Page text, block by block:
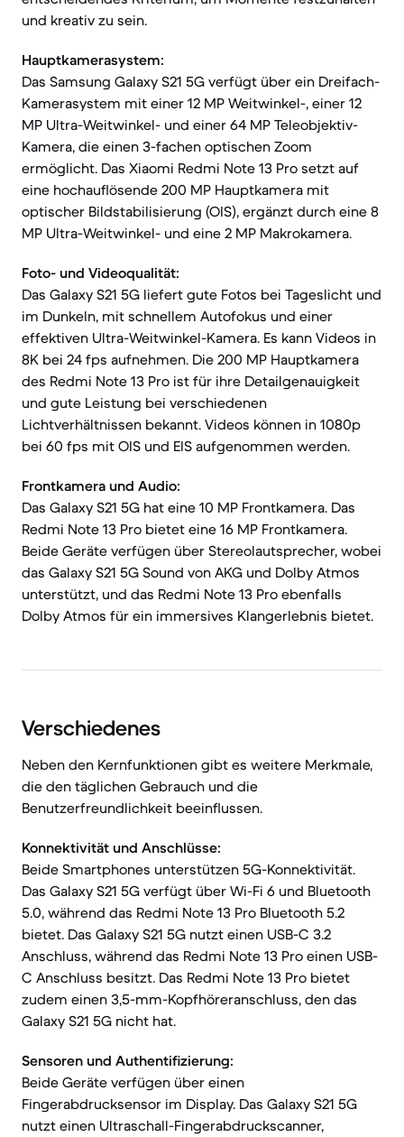
und kreativ zu sein.
Hauptkamerasystem:
Das Samsung Galaxy S21 5G verfügt über ein Dreifach-
Kamerasystem mit einer 12 MP Weitwinkel-, einer 12
MP Ultra-Weitwinkel- und einer 64 MP Teleobjektiv-
Kamera, die einen 3-fachen optischen Zoom
ermöglicht. Das Xiaomi Redmi Note 13 Pro setzt auf
eine hochauflösende 200 MP Hauptkamera mit
optischer Bildstabilisierung (OIS), ergänzt durch eine 8
MP Ultra-Weitwinkel- und eine 2 MP Makrokamera.
Foto- und Videoqualität:
Das Galaxy S21 5G liefert gute Fotos bei Tageslicht und
im Dunkeln, mit schnellem Autofokus und einer
effektiven Ultra-Weitwinkel-Kamera. Es kann Videos in
8K bei 24 fps aufnehmen. Die 200 MP Hauptkamera
des Redmi Note 13 Pro ist für ihre Detailgenauigkeit
und gute Leistung bei verschiedenen
Lichtverhältnissen bekannt. Videos können in 1080p
bei 60 fps mit OIS und EIS aufgenommen werden.
Frontkamera und Audio:
Das Galaxy S21 5G hat eine 10 MP Frontkamera. Das
Redmi Note 13 Pro bietet eine 16 MP Frontkamera.
Beide Geräte verfügen über Stereolautsprecher, wobei
das Galaxy S21 5G Sound von AKG und Dolby Atmos
unterstützt, und das Redmi Note 13 Pro ebenfalls
Dolby Atmos für ein immersives Klangerlebnis bietet.
Verschiedenes
Neben den Kernfunktionen gibt es weitere Merkmale,
die den täglichen Gebrauch und die
Benutzerfreundlichkeit beeinflussen.
Konnektivität und Anschlüsse:
Beide Smartphones unterstützen 5G-Konnektivität.
Das Galaxy S21 5G verfügt über Wi-Fi 6 und Bluetooth
5.0, während das Redmi Note 13 Pro Bluetooth 5.2
bietet. Das Galaxy S21 5G nutzt einen USB-C 3.2
Anschluss, während das Redmi Note 13 Pro einen USB-
C Anschluss besitzt. Das Redmi Note 13 Pro bietet
zudem einen 3,5-mm-Kopfhöreranschluss, den das
Galaxy S21 5G nicht hat.
Sensoren und Authentifizierung:
Beide Geräte verfügen über einen
Fingerabdrucksensor im Display. Das Galaxy S21 5G
nutzt einen Ultraschall-Fingerabdruckscanner,